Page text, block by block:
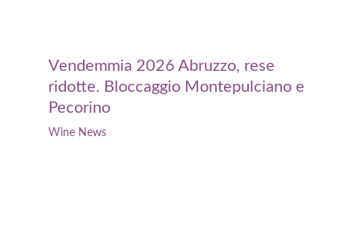
Vendemmia 2026 Abruzzo, rese
ridotte. Bloccaggio Montepulciano e
Pecorino
Wine News